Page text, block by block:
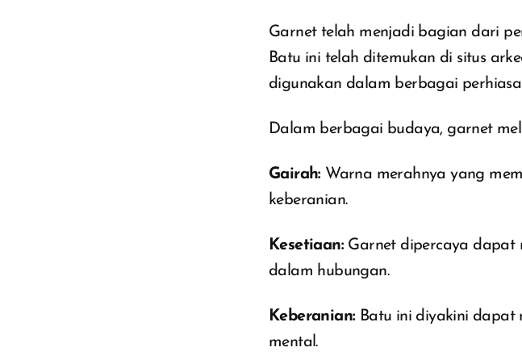
Garnet telah menjadi bagian dari
Batu ini telah ditemukan di situs
digunakan dalam berbagai
Dalam berbagai budaya, garnet
Gairah: Warna merahnya yang
keberanian.
Kesetiaan: Garnet dipercaya dapat
dalam hubungan.
Keberanian: Batu ini diyakini dapat
mental.